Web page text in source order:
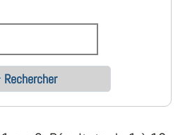
Rechercher